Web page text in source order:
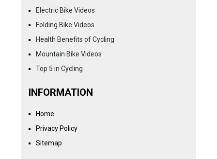
Electric Bike Videos
Folding Bike Videos
Health Benefits of Cycling
Mountain Bike Videos
Top 5 in Cycling
INFORMATION
Home
Privacy Policy
Sitemap